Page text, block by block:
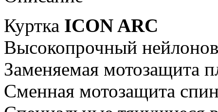
Куртка ICON ARC
Высокопрочный
Заменяемая мотозащита
Сменная мотозащита